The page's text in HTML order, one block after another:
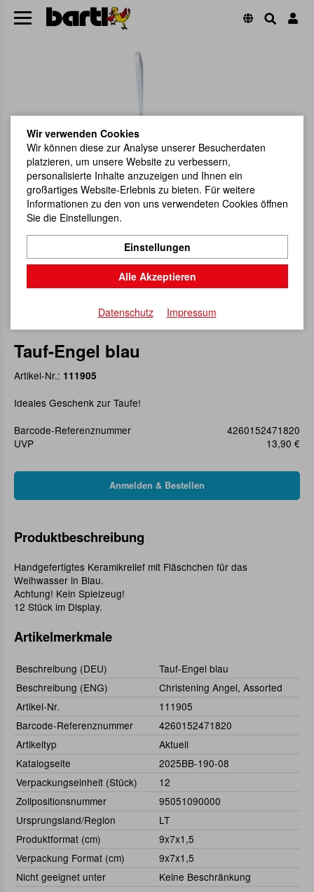
Tauf-Engel blau
Artikel-Nr.: 111905
Ideales Geschenk zur Taufe!
Barcode-Referenznummer
4260152471820
UVP
13,90 €
Produktbeschreibung
Handgefertigtes Keramikrelief mit Fläschchen für das
Weihwasser in Blau.
Achtung! Kein Spielzeug!
12 Stück im Display.
Artikelmerkmale
Beschreibung (DEU)
Tauf-Engel blau
Beschreibung (ENG)
Christening Angel, Assorted
Artikel-Nr.
111905
Barcode-Referenznummer
4260152471820
Artikeltyp
Aktuell
Katalogseite
2025BB-190-08
Verpackungseinheit (Stück)
12
Zollpositionsnummer
95051090000
Ursprungsland/Region
LT
Produktformat (cm)
9x7x1,5
Verpackung Format (cm)
9x7x1,5
Nicht geeignet unter
Keine Beschränkung
Wir verwenden Cookies
Wir können diese zur Analyse unserer Besucherdaten
platzieren, um unsere Website zu verbessern,
personalisierte Inhalte anzuzeigen und Ihnen ein
großartiges Website-Erlebnis zu bieten. Für weitere
Informationen zu den von uns verwendeten Cookies öffnen
Sie die Einstellungen.
Einstellungen
Alle Akzeptieren
Datenschutz Impressum